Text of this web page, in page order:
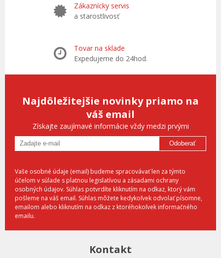
Zákaznícky servis
a starostlivosť
Tovar na sklade
Expedujeme do 24hod.
Najdôležitejšie novinky priamo na
váš email
Získajte zaujímavé informácie vždy medzi prvými
Odoberať
Vaše osobné údaje (email) budeme spracovávať len za týmto
účelom v súlade s platnou legislatívou a zásadami ochrany
osobných údajov. Súhlas potvrdíte kliknutím na odkaz, ktorý vám
pošleme na váš email. Súhlas môžete kedykoľvek odvolať písomne,
emailom alebo kliknutím na odkaz z ktoréhokoľvek informačného
emailu.
Kontakt